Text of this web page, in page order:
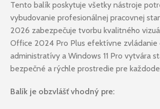
Tento balík poskytuje všetky nástroje
vybudovanie profesionálnej pracovnej
2026 zabezpečuje tvorbu kvalitného
Office 2024 Pro Plus efektívne zvládanie
administratívy a Windows 11 Pro vytvára
bezpečné a rýchle prostredie pre
Balík je obzvlášť vhodný pre: